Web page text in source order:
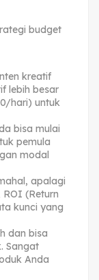
budget
kreatif
lebih besar
hari) untuk
bisa mulai
pemula
modal
apalagi
(Return
kunci yang
dan bisa
Sangat
Anda